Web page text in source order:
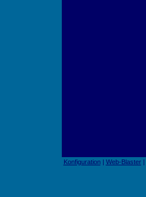
Konfiguration| Web-Blaster|